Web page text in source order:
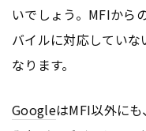
いでしょう。MFIから
バイルに対応してい
なります。
GoogleはMFI以外に